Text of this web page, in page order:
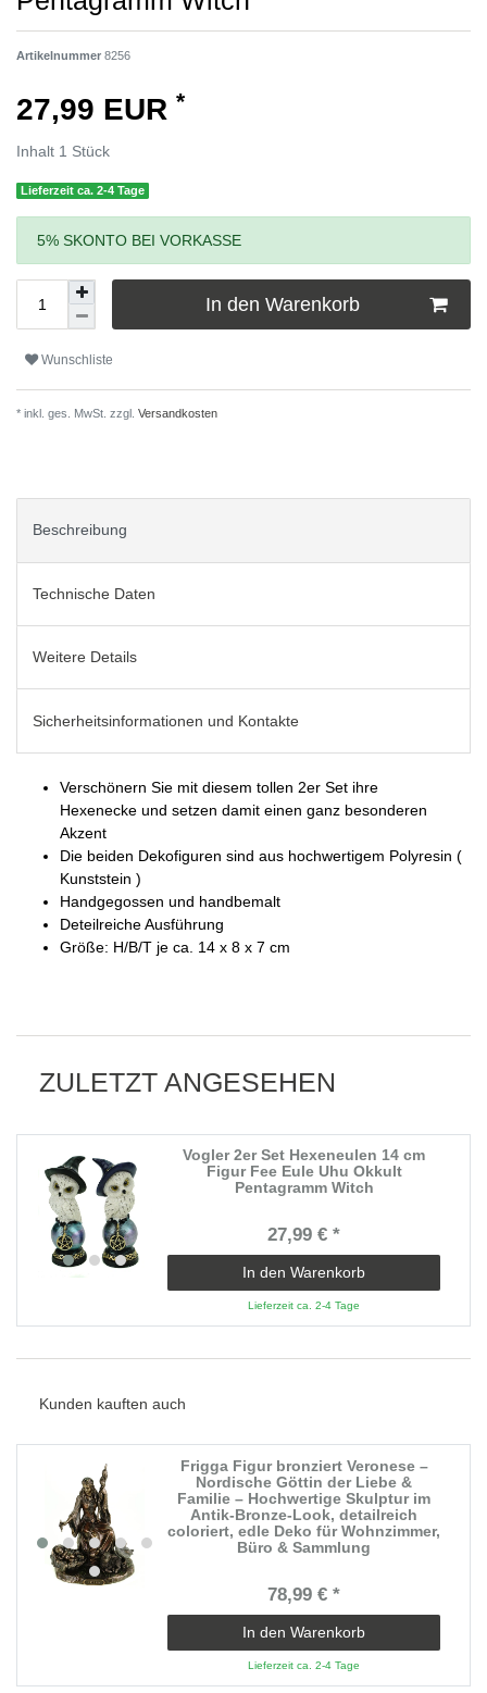
Artikelnummer 8256
27,99 EUR *
Inhalt 1 Stück
Lieferzeit ca. 2-4 Tage
5% SKONTO BEI VORKASSE
In den Warenkorb
Wunschliste
* inkl. ges. MwSt. zzgl. Versandkosten
Beschreibung
Technische Daten
Weitere Details
Sicherheitsinformationen und Kontakte
Verschönern Sie mit diesem tollen 2er Set ihre
Hexenecke und setzen damit einen ganz besonderen
Akzent
Die beiden Dekofiguren sind aus hochwertigem Polyresin (
Kunststein )
Handgegossen und handbemalt
Deteilreiche Ausführung
Größe: H/B/T je ca. 14 x 8 x 7 cm
ZULETZT ANGESEHEN
Vogler 2er Set Hexeneulen 14 cm
Figur Fee Eule Uhu Okkult
Pentagramm Witch
27,99 € *
In den Warenkorb
Lieferzeit ca. 2-4 Tage
Kunden kauften auch
Frigga Figur bronziert Veronese –
Nordische Göttin der Liebe &
Familie – Hochwertige Skulptur im
Antik-Bronze-Look, detailreich
coloriert, edle Deko für Wohnzimmer,
Büro & Sammlung
78,99 € *
In den Warenkorb
Lieferzeit ca. 2-4 Tage